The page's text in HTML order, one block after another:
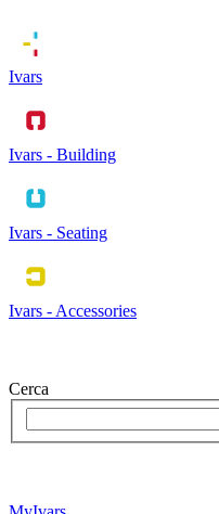
Ivars
Ivars - Building
Ivars - Seating
Ivars - Accessories
Cerca